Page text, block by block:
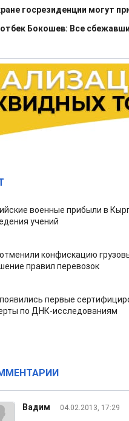
госрезиденции могут
Бокошев: Все
военные прибыли в
учений
конфискацию
правил перевозок
первые
по ДНК-исследованиям
Вадим 04.02.2013, 17:29